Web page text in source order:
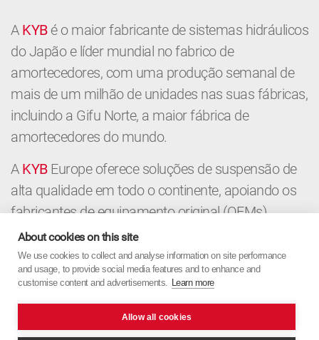
A KYBé o maior fabricante de sistemas hidráulicos
do Japão e líder mundial no fabrico de
amortecedores, com uma produção semanal de
mais de um milhão de unidades nas suas fábricas,
incluindo a Gifu Norte, a maior fábrica de
amortecedores do mundo.
A KYBEurope oferece soluções de suspensão de
alta qualidade em todo o continente, apoiando os
fabricantes de equipamento original (OEMs),
distribuidores e oficinas com componentes
premium e conhecimento local. Do mercado de
equipamento original ao mercado de pós-venda, a
uma abordagem europeia.
About cookies on this site
We use cookies to collect and analyse information on site performance
and usage, to provide social media features and to enhance and
customise content and advertisements. Learn more
Allow all cookies